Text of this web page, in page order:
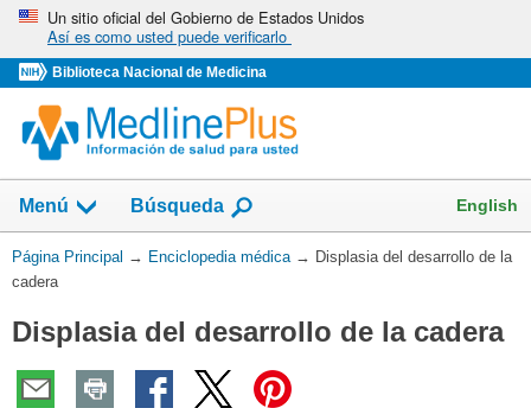
Omita
vaya
al
Contenido
Un sitio oficial del Gobierno de Estados Unidos
Así es como usted puede verificarlo
Biblioteca Nacional de Medicina
Menú Búsqueda English
Usted
está
Página Principal → Enciclopedia médica → Displasia del desarrollo de la
cadera
Displasia del desarrollo de la cadera